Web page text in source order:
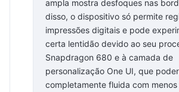
ampla mostra desfoques nas
disso, o dispositivo só permite
impressões digitais e pode
certa lentidão devido ao seu
Snapdragon 680 e à camada de
personalização One UI, que
completamente fluida com menos